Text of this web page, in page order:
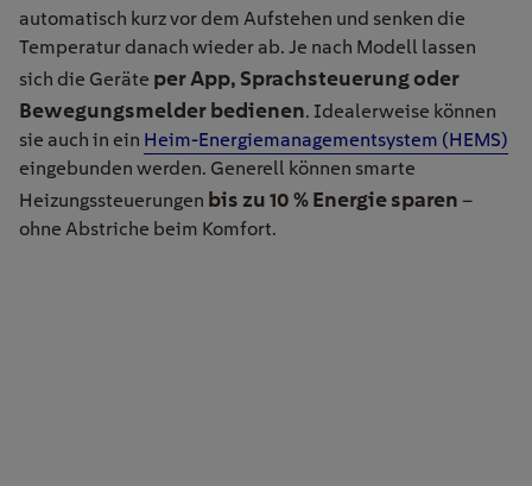
automatisch kurz vor dem Aufstehen und senken die
Temperatur danach wieder ab. Je nach Modell lassen
sich die Geräte per App, Sprachsteuerung oder
Bewegungsmelder bedienen. Idealerweise können
sie auch in ein Heim-Energiemanagementsystem (HEMS)
eingebunden werden. Generell können smarte
Heizungssteuerungen bis zu 10 % Energie sparen –
ohne Abstriche beim Komfort.